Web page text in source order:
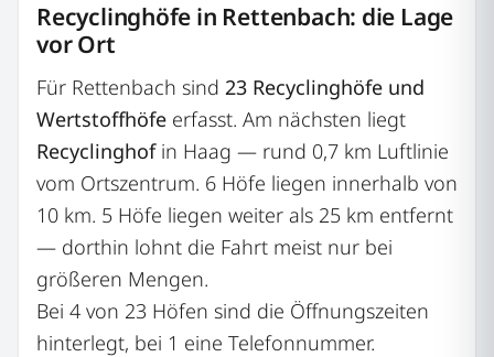
Recyclinghöfe in Rettenbach: die Lage
vor Ort
Für Rettenbach sind 23 Recyclinghöfe und
Wertstoffhöfe erfasst. Am nächsten liegt
Recyclinghofin Haag — rund 0,7 km Luftlinie
vom Ortszentrum. 6 Höfe liegen innerhalb von
10 km. 5 Höfe liegen weiter als 25 km entfernt
— dorthin lohnt die Fahrt meist nur bei
größeren Mengen.
Bei 4 von 23 Höfen sind die Öffnungszeiten
hinterlegt, bei 1 eine Telefonnummer.